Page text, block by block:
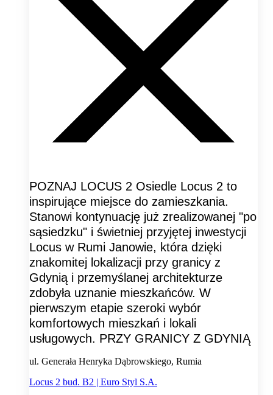
POZNAJ LOCUS 2 Osiedle Locus 2 to
inspirujące miejsce do zamieszkania.
Stanowi kontynuację już zrealizowanej "po
sąsiedzku" i świetniej przyjętej inwestycji
Locus w Rumi Janowie, która dzięki
znakomitej lokalizacji przy granicy z
Gdynią i przemyślanej architekturze
zdobyła uznanie mieszkańców. W
pierwszym etapie szeroki wybór
komfortowych mieszkań i lokali
usługowych. PRZY GRANICY Z GDYNIĄ
ul. Generała Henryka Dąbrowskiego, Rumia
Locus 2 bud. B2 | Euro Styl S.A.